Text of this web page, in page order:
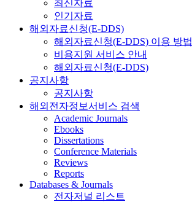
최신자료
인기자료
해외자료신청(E-DDS)
해외자료신청(E-DDS) 이용 방법
비용지원 서비스 안내
해외자료신청(E-DDS)
공지사항
공지사항
해외전자정보서비스 검색
Academic Journals
Ebooks
Dissertations
Conference Materials
Reviews
Reports
Databases & Journals
전자저널 리스트